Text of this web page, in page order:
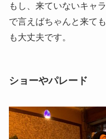
もし、来ていないキャ
で言えばちゃんと来て
も大丈夫です。
ショーやパレード